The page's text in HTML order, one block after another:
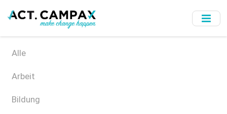
to
Alle
Arbeit
Bildung